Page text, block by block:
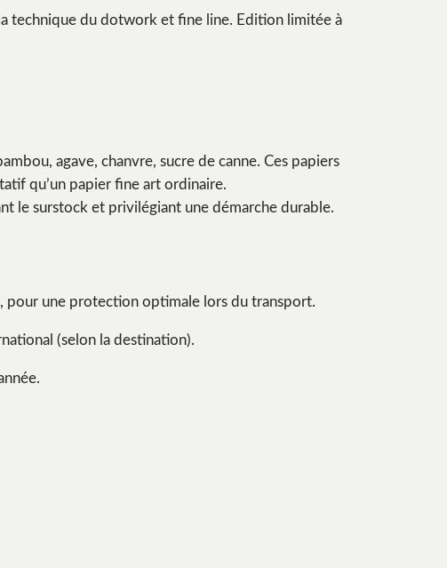
technique du dotwork et fine line. Edition limitée à
agave, chanvre, sucre de canne. Ces papiers
qu’un papier fine art ordinaire.
le surstock et privilégiant une démarche durable.
pour une protection optimale lors du transport.
(selon la destination).